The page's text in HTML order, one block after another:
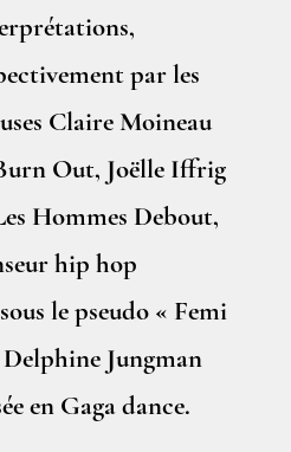
par les
Claire Moineau
Out, Joëlle Iffrig
Hommes Debout,
hip hop
le pseudo « Femi
Jungman
en Gaga dance.